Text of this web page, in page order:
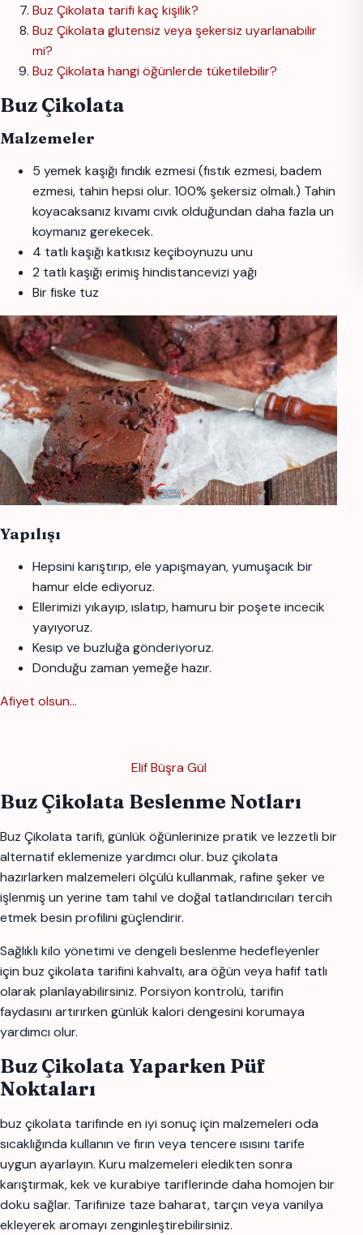
Buz Çikolata tarifi kaç kişilik?
Buz Çikolata glutensiz veya şekersiz uyarlanabilir
mi?
Buz Çikolata hangi öğünlerde tüketilebilir?
Buz Çikolata
Malzemeler
5 yemek kaşığı fındık ezmesi (fıstık ezmesi, badem
ezmesi, tahin hepsi olur. 100% şekersiz olmalı.) Tahin
koyacaksanız kıvamı cıvık olduğundan daha fazla un
koymanız gerekecek.
4 tatlı kaşığı katkısız keçiboynuzu unu
2 tatlı kaşığı erimiş hindistancevizi yağı
Bir fiske tuz
Yapılışı
Hepsini karıştırıp, ele yapışmayan, yumuşacık bir
hamur elde ediyoruz.
Ellerimizi yıkayıp, ıslatıp, hamuru bir poşete incecik
yayıyoruz.
Kesip ve buzluğa gönderiyoruz.
Donduğu zaman yemeğe hazır.
Afiyet olsun…
Elif Büşra Gül
Buz Çikolata Beslenme Notları
Buz Çikolata tarifi, günlük öğünlerinize pratik ve lezzetli bir
alternatif eklemenize yardımcı olur. buz çikolata
hazırlarken malzemeleri ölçülü kullanmak, rafine şeker ve
işlenmiş un yerine tam tahıl ve doğal tatlandırıcıları tercih
etmek besin profilini güçlendirir.
Sağlıklı kilo yönetimi ve dengeli beslenme hedefleyenler
için buz çikolata tarifini kahvaltı, ara öğün veya hafif tatlı
olarak planlayabilirsiniz. Porsiyon kontrolü, tarifin
faydasını artırırken günlük kalori dengesini korumaya
yardımcı olur.
Buz Çikolata Yaparken Püf
Noktaları
buz çikolata tarifinde en iyi sonuç için malzemeleri oda
sıcaklığında kullanın ve fırın veya tencere ısısını tarife
uygun ayarlayın. Kuru malzemeleri eledikten sonra
karıştırmak, kek ve kurabiye tariflerinde daha homojen bir
doku sağlar. Tarifinize taze baharat, tarçın veya vanilya
ekleyerek aromayı zenginleştirebilirsiniz.